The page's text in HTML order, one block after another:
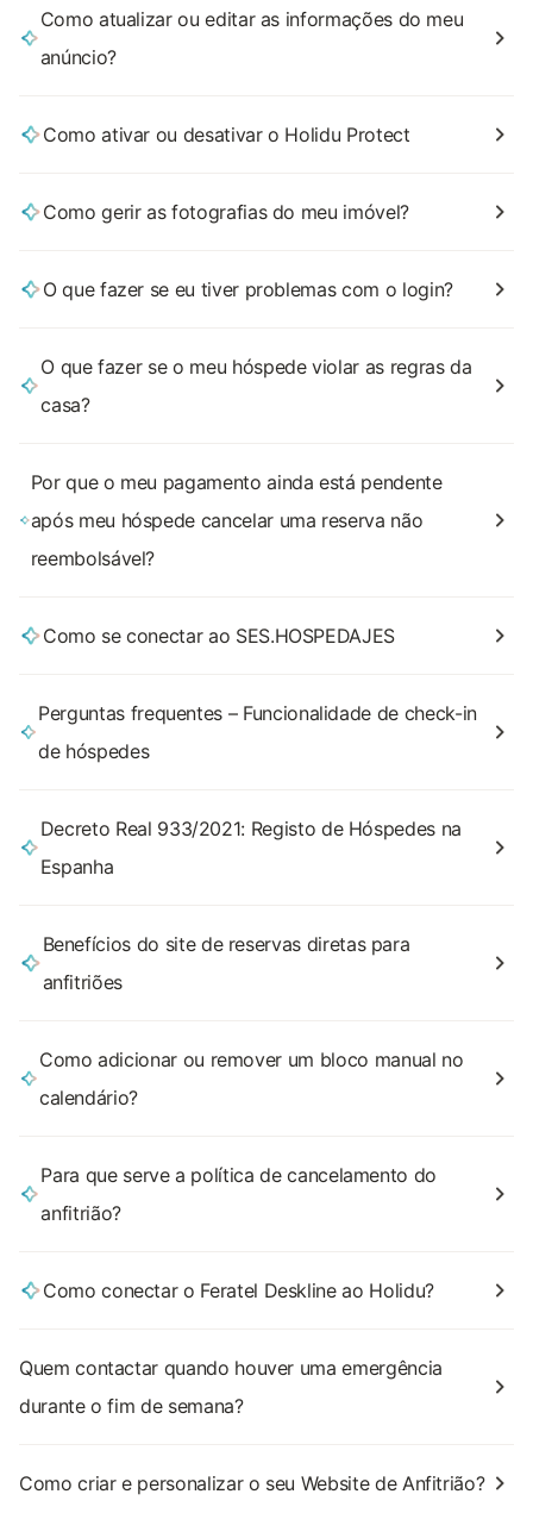
Como atualizar ou editar as informações do meu
anúncio?
Como ativar ou desativar o Holidu Protect
Como gerir as fotografias do meu imóvel?
O que fazer se eu tiver problemas com o login?
O que fazer se o meu hóspede violar as regras da
casa?
Por que o meu pagamento ainda está pendente
após meu hóspede cancelar uma reserva não
reembolsável?
Como se conectar ao SES.HOSPEDAJES
Perguntas frequentes – Funcionalidade de check-in
de hóspedes
Decreto Real 933/2021: Registo de Hóspedes na
Espanha
Benefícios do site de reservas diretas para
anfitriões
Como adicionar ou remover um bloco manual no
calendário?
Para que serve a política de cancelamento do
anfitrião?
Como conectar o Feratel Deskline ao Holidu?
Quem contactar quando houver uma emergência
durante o fim de semana?
Como criar e personalizar o seu Website de Anfitrião?